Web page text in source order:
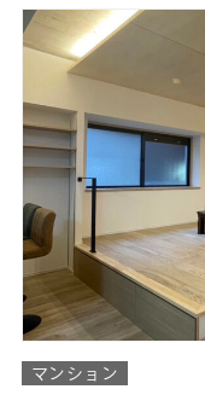
マンション